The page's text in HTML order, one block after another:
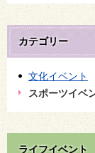
カテゴリー
文化イベント
スポーツイベ
ライフイベント